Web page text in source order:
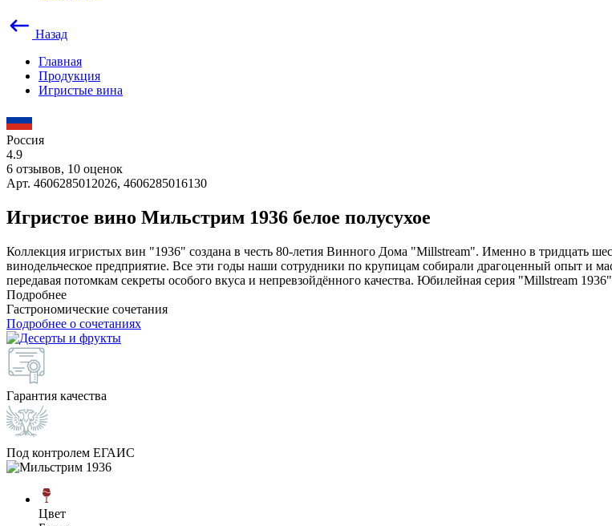
Назад
Главная
Продукция
Игристые вина
Россия
4.9
6 отзывов, 10 оценок
Арт. 4606285012026, 4606285016130
Игристое вино Мильстрим 1936 белое полусухое
Коллекция игристых вин "1936" создана в честь 80-летия Винного Дома "Millstream". Именно в тридцать
винодельческое предприятие. Все эти годы наши сотрудники по крупицам собирали драгоценный опыт и
передавая потомкам секреты особого вкуса и непревзойдённого качества. Юбилейная серия "Millstream
Подробнее
Гастрономические сочетания
Подробнее о сочетаниях
Гарантия качества
Под контролем ЕГАИС
Цвет